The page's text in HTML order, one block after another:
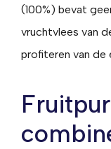
(100%) bevat
vruchtvlees van
profiteren van de